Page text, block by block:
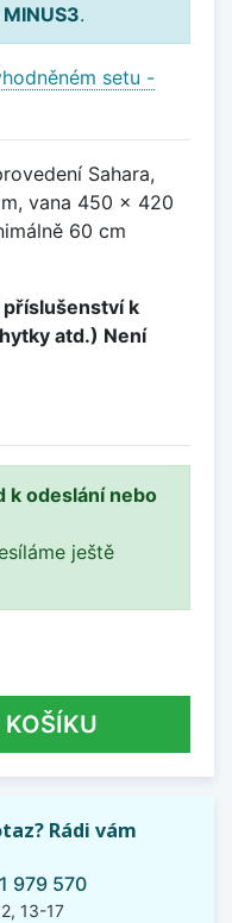
MINUS3.
setu -
Sahara,
vana 450 x 420
60 cm
k
atd.) Není
k odeslání nebo
ještě
KOŠÍKU
Rádi vám
979 570
13-17